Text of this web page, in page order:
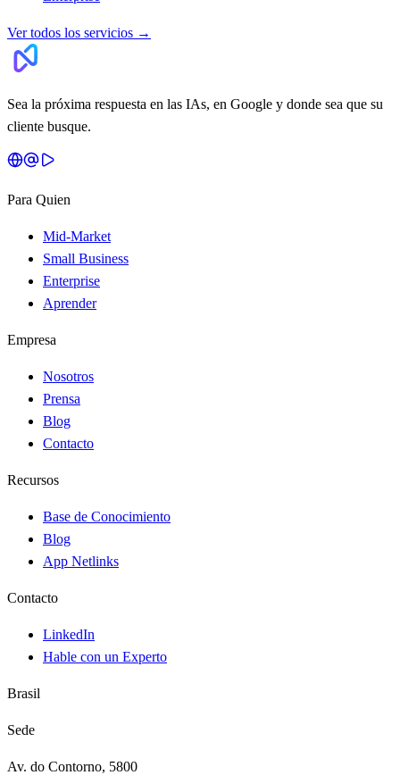
Ver todos los servicios →
Sea la próxima respuesta en las IAs, en Google y donde sea que su
cliente busque.
Para Quien
Mid-Market
Small Business
Enterprise
Aprender
Empresa
Nosotros
Prensa
Blog
Contacto
Recursos
Base de Conocimiento
Blog
App Netlinks
Contacto
LinkedIn
Hable con un Experto
Brasil
Sede
Av. do Contorno, 5800